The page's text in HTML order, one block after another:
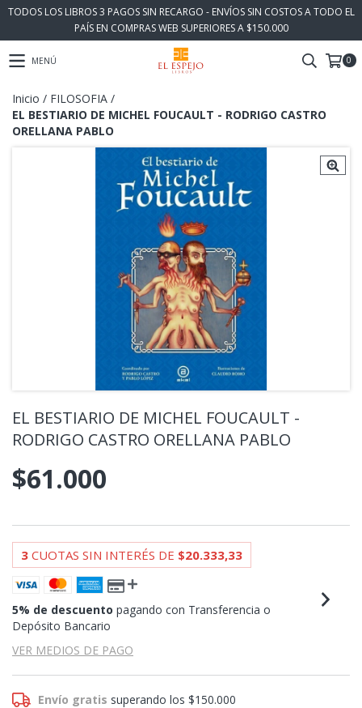
TODOS LOS LIBROS 3 PAGOS SIN RECARGO - ENVÍOS SIN COSTOS A TODO EL
PAÍS EN COMPRAS WEB SUPERIORES A $150.000
MENÚ 0
Inicio / FILOSOFIA /
EL BESTIARIO DE MICHEL FOUCAULT - RODRIGO CASTRO
ORELLANA PABLO
EL BESTIARIO DE MICHEL FOUCAULT -
RODRIGO CASTRO ORELLANA PABLO
$61.000
3 CUOTAS SIN INTERÉS DE $20.333,33
5% de descuento pagando con Transferencia o
Depósito Bancario
VER MEDIOS DE PAGO
Envío gratis superando los$150.000